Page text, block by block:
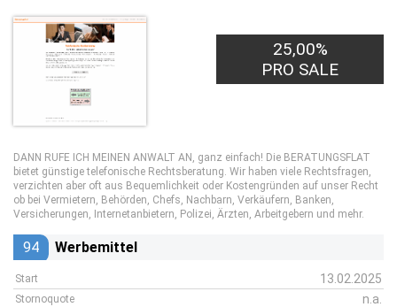
25,00%
PRO SALE
DANN RUFE ICH MEINEN ANWALT AN, ganz einfach! Die BERATUNGSFLAT
bietet günstige telefonische Rechtsberatung. Wir haben viele Rechtsfragen,
verzichten aber oft aus Bequemlichkeit oder Kostengründen auf unser Recht
ob bei Vermietern, Behörden, Chefs, Nachbarn, Verkäufern, Banken,
Versicherungen, Internetanbietern, Polizei, Ärzten, Arbeitgebern und mehr.
94 Werbemittel
Start 13.02.2025
Stornoquote n.a.